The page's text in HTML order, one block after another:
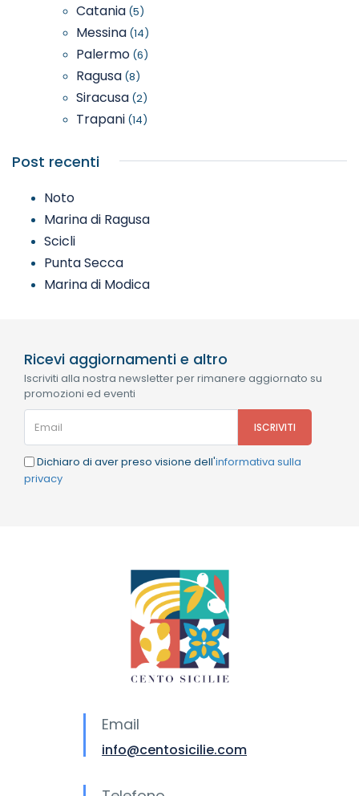
Catania (5)
Messina (14)
Palermo (6)
Ragusa (8)
Siracusa (2)
Trapani (14)
Post recenti
Noto
Marina di Ragusa
Scicli
Punta Secca
Marina di Modica
Ricevi aggiornamenti e altro
Iscriviti alla nostra newsletter per rimanere aggiornato su
promozioni ed eventi
Dichiaro di aver preso visione dell'informativa sulla
privacy
Email
info@centosicilie.com